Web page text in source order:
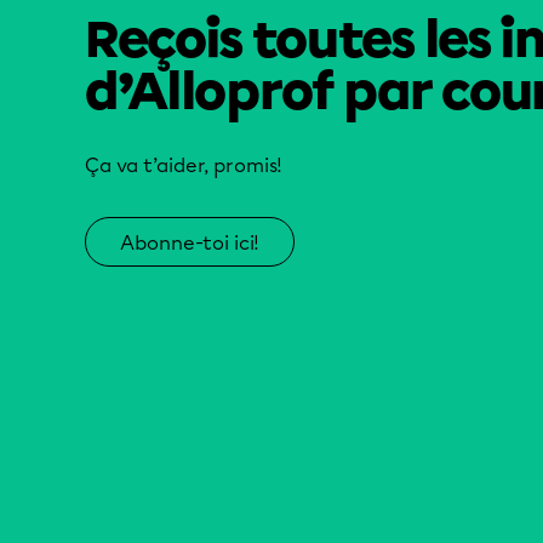
Reçois toutes les
d’Alloprof par
Ça va t’aider, promis!
Abonne-toi ici!